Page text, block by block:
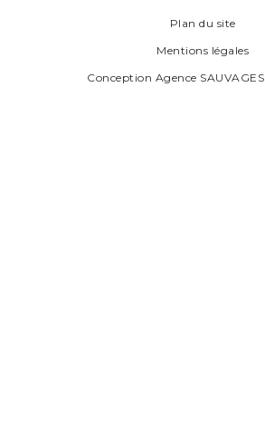
Plan du site
Mentions légales
Conception Agence SAUVAGES